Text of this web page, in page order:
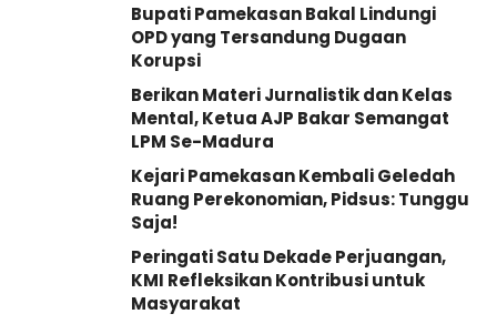
Bupati Pamekasan Bakal Lindungi
OPD yang Tersandung Dugaan
Korupsi
Berikan Materi Jurnalistik dan Kelas
Mental, Ketua AJP Bakar Semangat
LPM Se-Madura
Kejari Pamekasan Kembali Geledah
Ruang Perekonomian, Pidsus: Tunggu
Saja!
Peringati Satu Dekade Perjuangan,
KMI Refleksikan Kontribusi untuk
Masyarakat